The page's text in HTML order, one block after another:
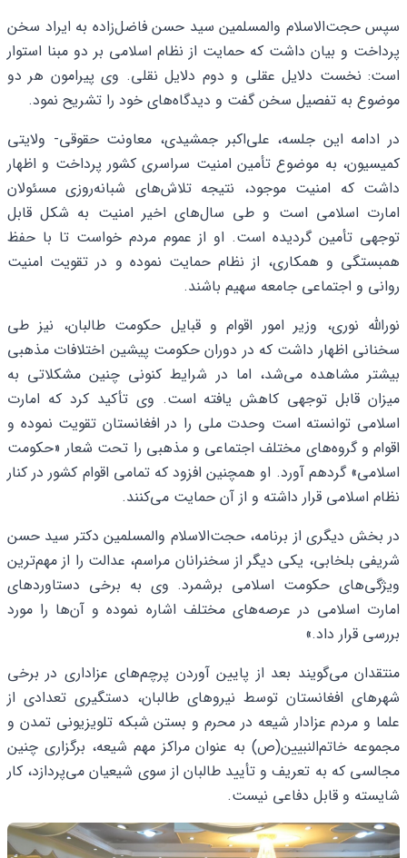
سپس حجت‌الاسلام والمسلمین سید حسن فاضل‌زاده به ایراد سخن
پرداخت و بیان داشت که حمایت از نظام اسلامی بر دو مبنا استوار
است: نخست دلایل عقلی و دوم دلایل نقلی. وی پیرامون هر دو
موضوع به تفصیل سخن گفت و دیدگاه‌های خود را تشریح نمود.
در ادامه این جلسه، علی‌اکبر جمشیدی، معاونت حقوقی- ولایتی
کمیسیون، به موضوع تأمین امنیت سراسری کشور پرداخت و اظهار
داشت که امنیت موجود، نتیجه تلاش‌های شبانه‌روزی مسئولان
امارت اسلامی است و طی سال‌های اخیر امنیت به شکل قابل
توجهی تأمین گردیده است. او از عموم مردم خواست تا با حفظ
همبستگی و همکاری، از نظام حمایت نموده و در تقویت امنیت
روانی و اجتماعی جامعه سهیم باشند.
نورالله نوری، وزیر امور اقوام و قبایل حکومت طالبان، نیز طی
سخنانی اظهار داشت که در دوران حکومت پیشین اختلافات مذهبی
بیشتر مشاهده می‌شد، اما در شرایط کنونی چنین مشکلاتی به
میزان قابل توجهی کاهش یافته است. وی تأکید کرد که امارت
اسلامی توانسته است وحدت ملی را در افغانستان تقویت نموده و
اقوام و گروه‌های مختلف اجتماعی و مذهبی را تحت شعار «حکومت
اسلامی» گردهم آورد. او همچنین افزود که تمامی اقوام کشور در کنار
نظام اسلامی قرار داشته و از آن حمایت می‌کنند.
در بخش دیگری از برنامه، حجت‌الاسلام والمسلمین دکتر سید حسن
شریفی بلخابی، یکی دیگر از سخنرانان مراسم، عدالت را از مهم‌ترین
ویژگی‌های حکومت اسلامی برشمرد. وی به برخی دستاوردهای
امارت اسلامی در عرصه‌های مختلف اشاره نموده و آن‌ها را مورد
بررسی قرار داد.»
منتقدان می‌گویند بعد از پایین آوردن پرچم‌های عزاداری در برخی
شهرهای افغانستان توسط نیروهای طالبان، دستگیری تعدادی از
علما و مردم عزادار شیعه در محرم و بستن شبکه تلویزیونی تمدن و
مجموعه خاتم‌النبیین(ص) به عنوان مراکز مهم شیعه، برگزاری چنین
مجالسی که به تعریف و تأیید طالبان از سوی شیعیان می‌پردازد، کار
شایسته و قابل دفاعی نیست.